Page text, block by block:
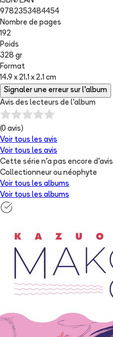
9782353484454
Nombre de pages
192
Poids
328 gr
Format
14.9 x 21.1 x 2.1 cm
Signaler une erreur sur l'album
Avis des lecteurs de l'album
(0 avis)
Voir tous les avis
Voir tous les avis
Cette série n'a pas encore d'avis
Collectionneur ou néophyte
Voir tous les albums
Voir tous les albums